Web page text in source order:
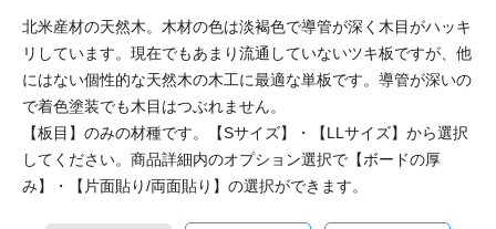
北米産材の天然木。木材の色は淡褐色で導管が深く木目がハッキ
リしています。現在でもあまり流通していないツキ板ですが、他
にはない個性的な天然木の木工に最適な単板です。導管が深いの
で着色塗装でも木目はつぶれません。
【板目】のみの材種です。【Sサイズ】・【LLサイズ】から選択
してください。商品詳細内のオプション選択で【ボードの厚
み】・【片面貼り/両面貼り】の選択ができます。